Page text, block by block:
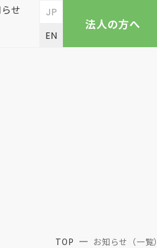
せ
JP
EN
法人の方へ
TOP お知らせ（一覧）